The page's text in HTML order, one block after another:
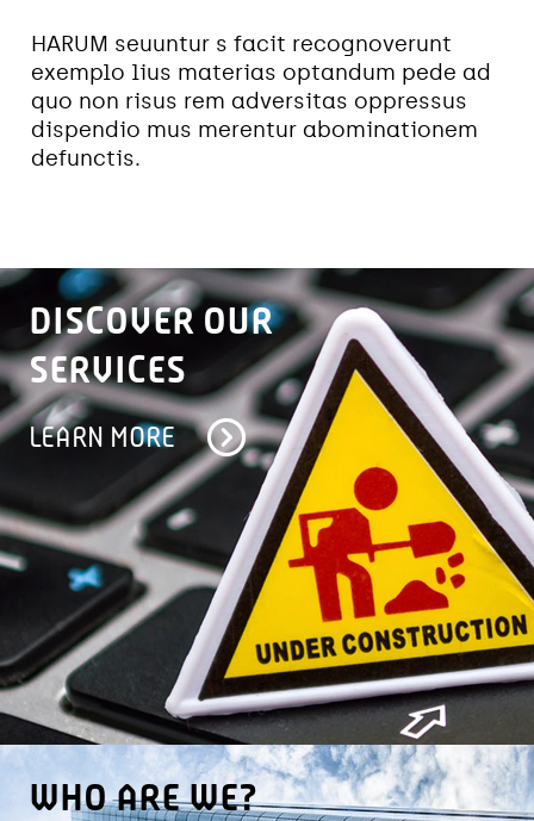
HARUM seuuntur s facit recognoverunt
exemplo lius materias optandum pede ad
quo non risus rem adversitas oppressus
dispendio mus merentur abominationem
defunctis.
DISCOVER OUR
SERVICES
LEARN MORE
WHO ARE WE?